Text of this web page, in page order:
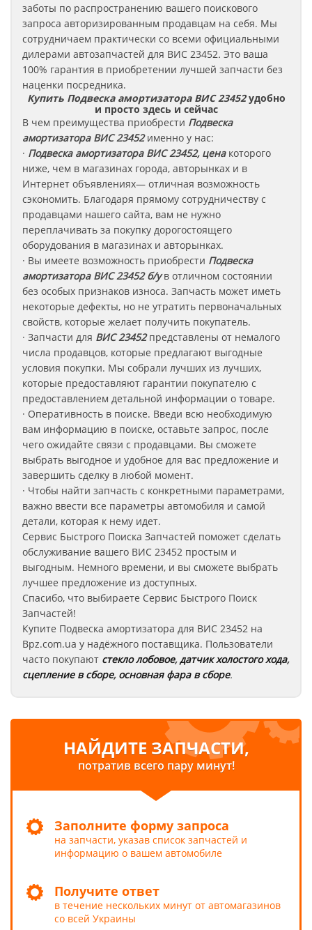
заботы по распространению вашего поискового
запроса авторизированным продавцам на себя. Мы
сотрудничаем практически со всеми официальными
дилерами автозапчастей для ВИС 23452. Это ваша
100% гарантия в приобретении лучшей запчасти без
наценки посредника.
Купить Подвеска амортизатора ВИС 23452 удобно
и просто здесь и сейчас
В чем преимущества приобрести Подвеска
амортизатораВИС23452именно у нас:
· Подвеска амортизатора ВИС 23452, цена которого
ниже, чем в магазинах города, авторынках и в
Интернет объявлениях— отличная возможность
сэкономить. Благодаря прямому сотрудничеству с
продавцами нашего сайта, вам не нужно
переплачивать за покупку дорогостоящего
оборудования в магазинах и авторынках.
· Вы имеете возможность приобрести Подвеска
амортизатора ВИС 23452 б/ув отличном состоянии
без особых признаков износа. Запчасть может иметь
некоторые дефекты, но не утратить первоначальных
свойств, которые желает получить покупатель.
· Запчасти для ВИС 23452представлены от немалого
числа продавцов, которые предлагают выгодные
условия покупки. Мы собрали лучших из лучших,
которые предоставляют гарантии покупателю с
предоставлением детальной информации о товаре.
· Оперативность в поиске. Введи всю необходимую
вам информацию в поиске, оставьте запрос, после
чего ожидайте связи с продавцами. Вы сможете
выбрать выгодное и удобное для вас предложение и
завершить сделку в любой момент.
· Чтобы найти запчасть с конкретными параметрами,
важно ввести все параметры автомобиля и самой
детали, которая к нему идет.
Сервис Быстрого Поиска Запчастей поможет сделать
обслуживание вашего ВИС 23452 простым и
выгодным. Немного времени, и вы сможете выбрать
лучшее предложение из доступных.
Спасибо, что выбираете Сервис Быстрого Поиск
Запчастей!
Купите Подвеска амортизатора для ВИС 23452 на
Bpz.com.ua у надёжного поставщика. Пользователи
часто покупают стекло лобовое,датчик холостого хода,
сцепление в сборе, основная фара в сборе.
НАЙДИТЕ ЗАПЧАСТИ,
потратив всего пару минут!
Заполните форму запроса
на запчасти, указав список запчастей и
информацию о вашем автомобиле
Получите ответ
в течение нескольких минут от автомагазинов
со всей Украины